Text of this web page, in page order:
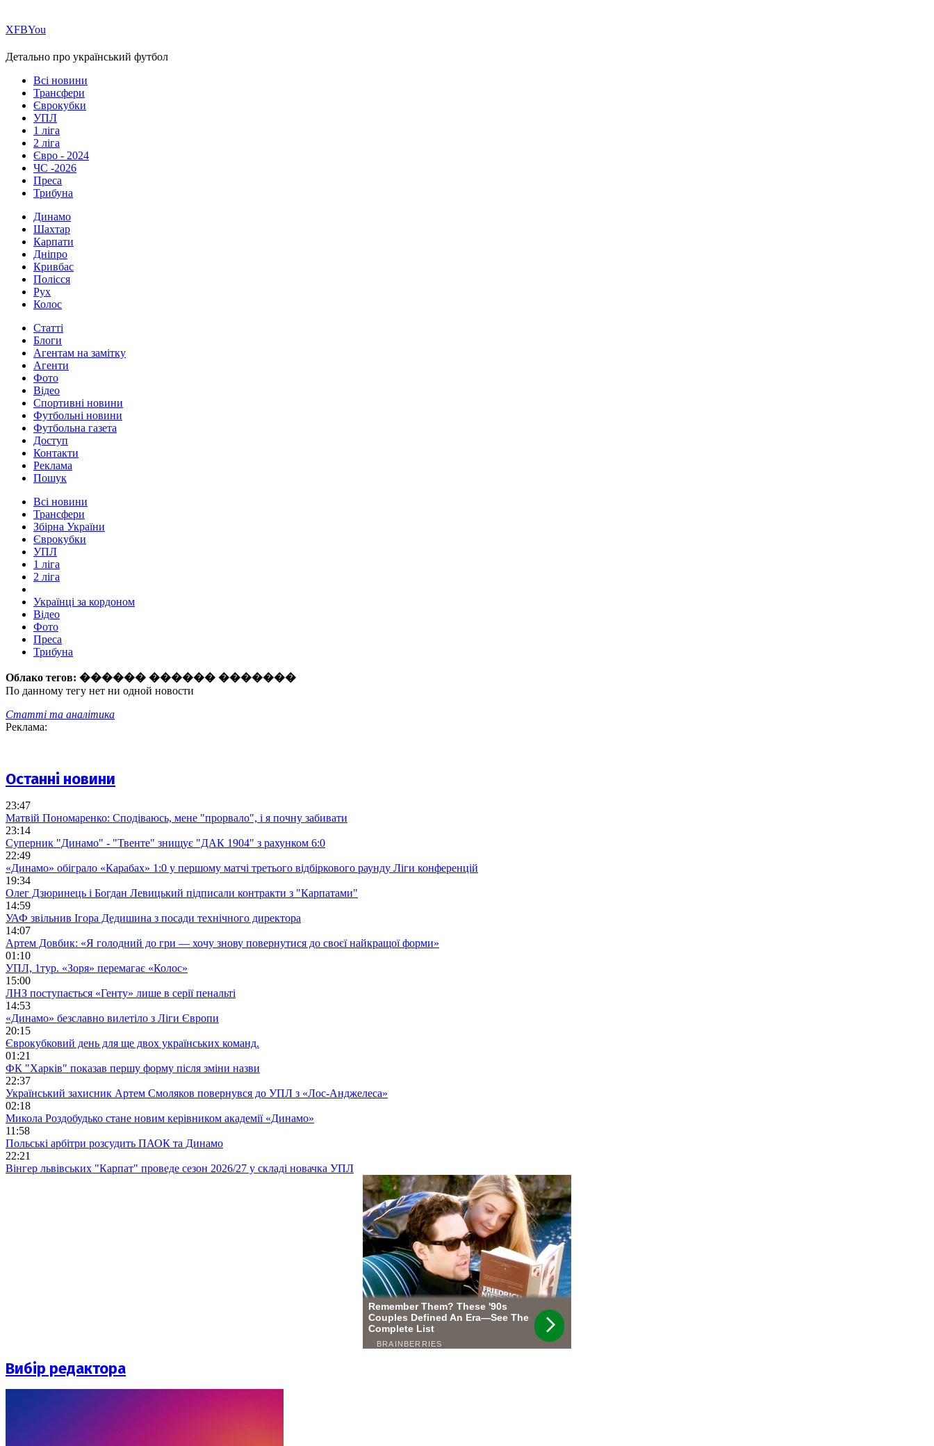
ХFBYou
Детально про український футбол
Всі новини
Трансфери
Єврокубки
УПЛ
1 ліга
2 ліга
Євро - 2024
ЧС -2026
Преса
Трибуна
Динамо
Шахтар
Карпати
Дніпро
Кривбас
Полісся
Рух
Колос
Статті
Блоги
Агентам на замітку
Агенти
Фото
Відео
Спортивні новини
Футбольні новини
Футбольна газета
Доступ
Контакти
Реклама
Пошук
Всі новини
Трансфери
Збірна України
Єврокубки
УПЛ
1 ліга
2 ліга
Українці за кордоном
Відео
Фото
Преса
Трибуна
Облако тегов: ������ ������ �������
По данному тегу нет ни одной новости
Статті та аналітика
Реклама:
Останні новини
23:47
Матвій Пономаренко: Сподіваюсь, мене "прорвало", і я почну забивати
23:14
Суперник "Динамо" - "Твенте" знищує "ДАК 1904" з рахунком 6:0
22:49
«Динамо» обіграло «Карабах» 1:0 у першому матчі третього відбіркового раунду Ліги конференцій
19:34
Олег Дзюринець і Богдан Левицький підписали контракти з "Карпатами"
14:59
УАФ звільнив Ігора Дедишина з посади технічного директора
14:07
Артем Довбик: «Я голодний до гри — хочу знову повернутися до своєї найкращої форми»
01:10
УПЛ, 1тур. «Зоря» перемагає «Колос»
15:00
ЛНЗ поступається «Генту» лише в серії пенальті
14:53
«Динамо» безславно вилетіло з Ліги Європи
20:15
Єврокубковий день для ще двох українських команд.
01:21
ФК "Харків" показав першу форму після зміни назви
22:37
Український захисник Артем Смоляков повернувся до УПЛ з «Лос-Анджелеса»
02:18
Микола Роздобудько стане новим керівником академії «Динамо»
11:58
Польські арбітри розсудить ПАОК та Динамо
22:21
Вінгер львівських "Карпат" проведе сезон 2026/27 у складі новачка УПЛ
Вибір редактора